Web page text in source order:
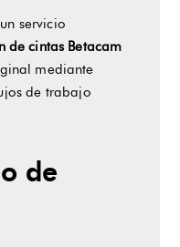
servicio
de cintas Betacam
mediante
de trabajo
de